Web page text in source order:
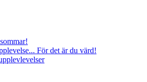
För det är du värd!